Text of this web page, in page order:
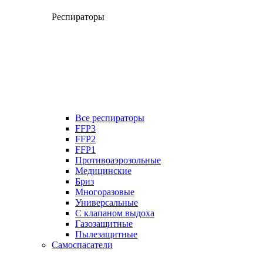
Респираторы
Все респираторы
FFP3
FFP2
FFP1
Противоаэрозольные
Медицинские
Бриз
Многоразовые
Универсальные
С клапаном выдоха
Газозащитные
Пылезащитные
Самоспасатели